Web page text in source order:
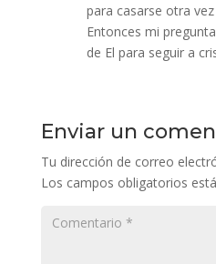
para casarse otra vez
Entonces mi
de El para seguir a
Enviar un
Tu dirección de correo
Los campos obligatorios